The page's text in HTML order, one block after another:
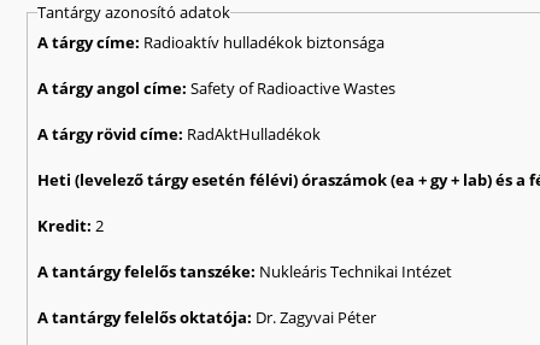
Tantárgy azonosító adatok
A tárgy címe: Radioaktív hulladékok biztonsága
A tárgy angol címe:Safety of Radioactive Wastes
A tárgy rövid címe: RadAktHulladékok
Kredit: 2
A tantárgy felelős tanszéke: Nukleáris Technikai Intézet
A tantárgy felelős oktatója: Dr. Zagyvai Péter